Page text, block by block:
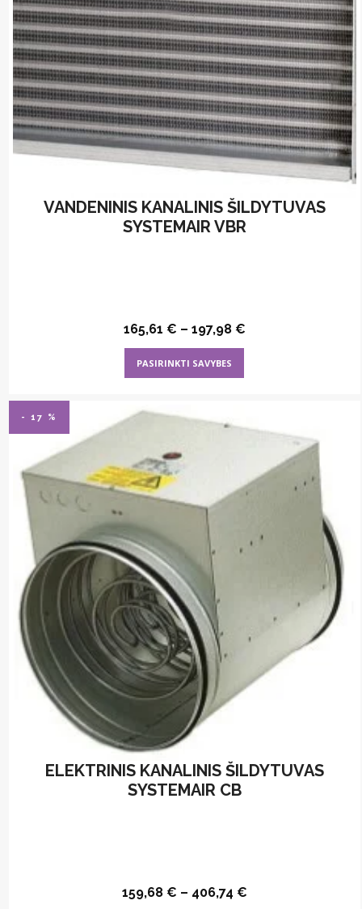
VANDENINIS KANALINIS ŠILDYTUVAS
SYSTEMAIR VBR
165,61 € – 197,98 €
PASIRINKTI SAVYBES
product
variants.
options
may
chosen
- 17 %
ELEKTRINIS KANALINIS ŠILDYTUVAS
SYSTEMAIR CB
159,68 € – 406,74 €